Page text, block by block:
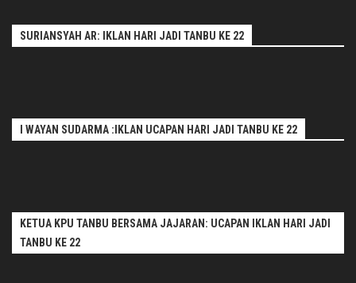
SURIANSYAH AR: IKLAN HARI JADI TANBU KE 22
I WAYAN SUDARMA :IKLAN UCAPAN HARI JADI TANBU KE 22
KETUA KPU TANBU BERSAMA JAJARAN: UCAPAN IKLAN HARI JADI
TANBU KE 22